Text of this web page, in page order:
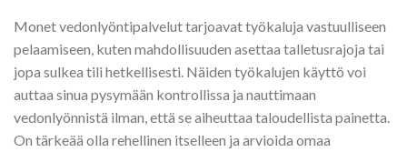
Monet vedonlyöntipalvelut tarjoavat työkaluja vastuulliseen
pelaamiseen, kuten mahdollisuuden asettaa talletusrajoja tai
jopa sulkea tili hetkellisesti. Näiden työkalujen käyttö voi
auttaa sinua pysymään kontrollissa ja nauttimaan
vedonlyönnistä ilman, että se aiheuttaa taloudellista painetta.
On tärkeää olla rehellinen itselleen ja arvioida omaa